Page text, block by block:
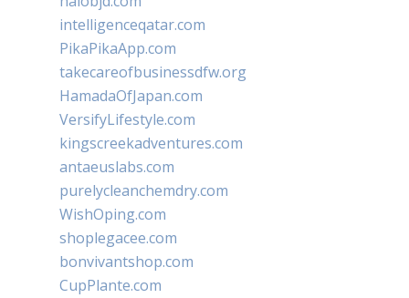
intelligenceqatar.com
PikaPikaApp.com
takecareofbusinessdfw.org
HamadaOfJapan.com
VersifyLifestyle.com
kingscreekadventures.com
antaeuslabs.com
purelycleanchemdry.com
WishOping.com
shoplegacee.com
bonvivantshop.com
CupPlante.com